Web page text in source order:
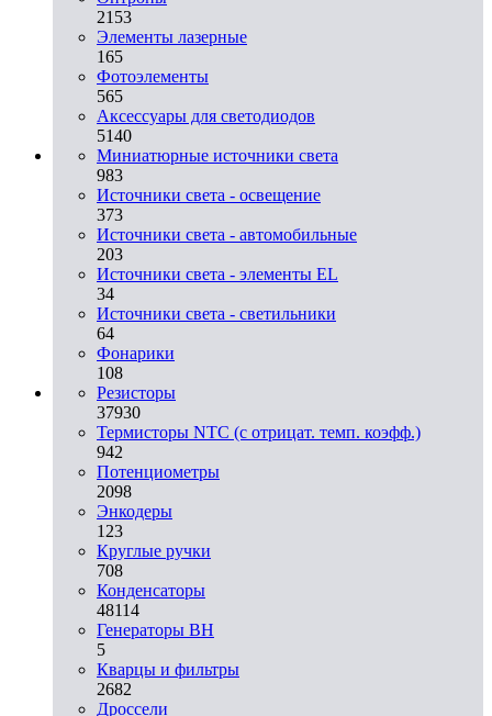
2153
Элементы лазерные
165
Фотоэлементы
565
Аксессуары для светодиодов
5140
Миниатюрные источники света
983
Источники света - освещение
373
Источники света - автомобильные
203
Источники света - элементы EL
34
Источники света - светильники
64
Фонарики
108
Резисторы
37930
Термисторы NTC (с отрицат. темп. коэфф.)
942
Потенциометры
2098
Энкодеры
123
Круглые ручки
708
Конденсаторы
48114
Генераторы ВН
5
Кварцы и фильтры
2682
Дроссели